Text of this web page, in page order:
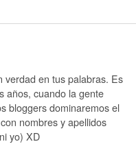
verdad en tus palabras. Es
años, cuando la gente
bloggers dominaremos el
nombres y apellidos
yo) XD